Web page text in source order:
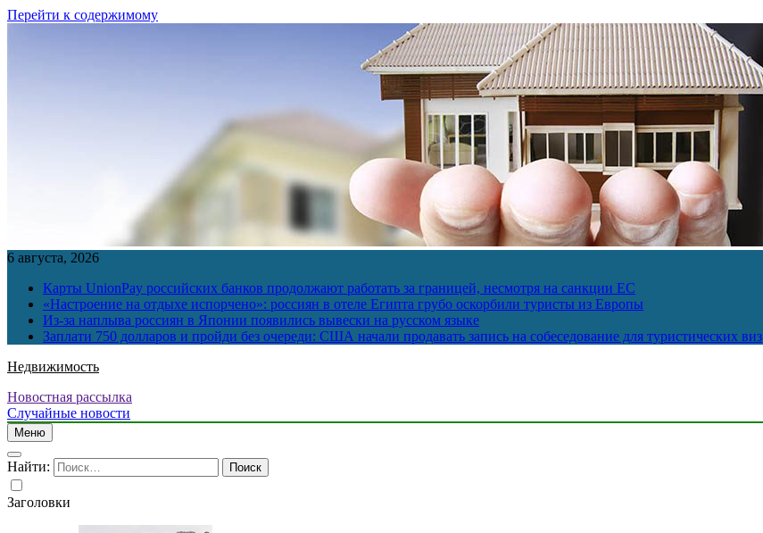
Перейти к содержимому
6 августа, 2026
Карты UnionPay российских банков продолжают работать за границей, несмотря на санкции ЕС
«Настроение на отдыхе испорчено»: россиян в отеле Египта грубо оскорбили туристы из Европы
Из-за наплыва россиян в Японии появились вывески на русском языке
Заплати 750 долларов и пройди без очереди: США начали продавать запись на собеседование для туристических виз
Недвижимость
Новостная рассылка
Случайные новости
Меню
Найти:
Заголовки